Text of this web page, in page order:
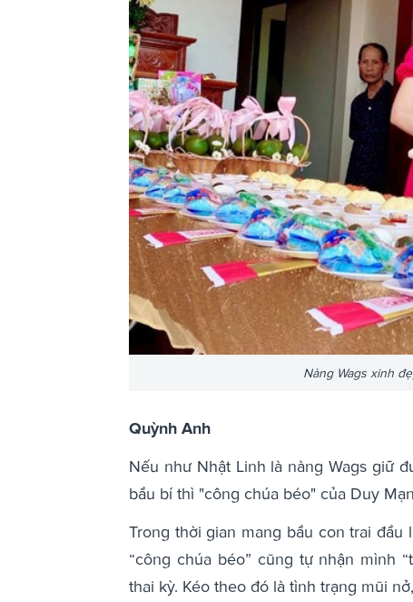
Nàng Wags xinh
Quỳnh Anh
Nếu như Nhật Linh là nàng Wags giữ
bầu bí thì "công chúa béo" của Duy
Trong thời gian mang bầu con trai
“công chúa béo” cũng tự nhận mình
thai kỳ. Kéo theo đó là tình trạng mũi